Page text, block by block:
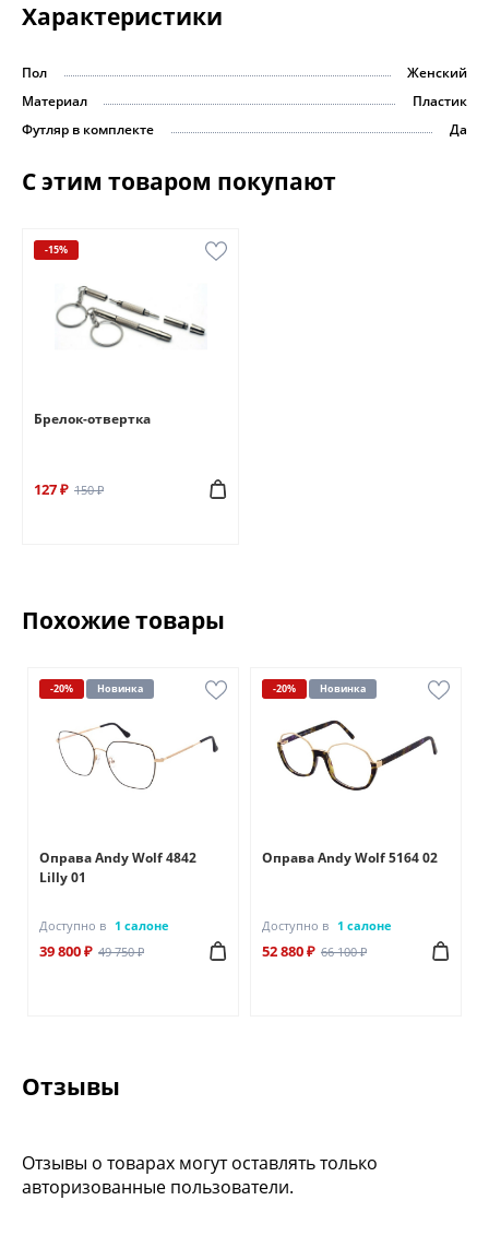
Характеристики
Пол
Женский
Материал
Пластик
Футляр в комплекте
Да
С этим товаром покупают
-15%
Брелок-отвертка
127 ₽ 150 ₽
Похожие товары
-20% Новинка
Оправа Andy Wolf 4842
Lilly 01
Доступно в 1 салоне
39 800 ₽ 49 750 ₽
-20% Новинка
Оправа Andy Wolf 5164 02
Доступно в 1 салоне
52 880 ₽ 66 100 ₽
Отзывы
Отзывы о товарах могут оставлять только
авторизованные пользователи.